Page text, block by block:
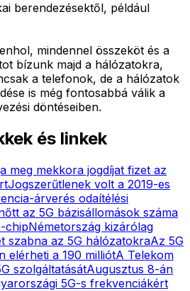
berendezésektől, például
mindennel összeköt és a
bízunk majd a hálózatokra,
a telefonok, de a hálózatok
is még fontosabbá válik a
döntéseiben.
és linkek
meg mekkora jogdíjat fizet az
Jogszerűtlenek volt a 2019-es
árverés odaítélési
az 5G bázisállomások száma
chipNémetország kizárólag
szabna az 5G hálózatokraAz 5G
elérheti a 190 milliótA Telekom
szolgáltatásátAugusztus 8-án
5G-s frekvenciákért